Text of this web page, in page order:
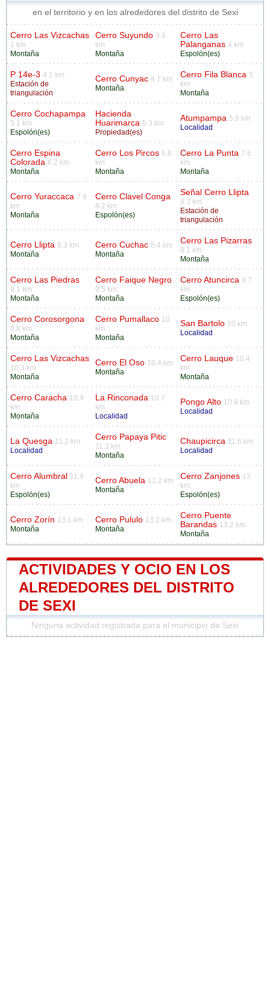
en el territorio y en los alrededores del distrito de Sexi
Cerro Las Vizcachas
2 km
Montaña
Cerro Suyundo 3.8
km
Montaña
Cerro Las
Palanganas 4 km
Espolón(es)
P 14e-3 4.1 km
Estación de
triangulación
Cerro Cunyac 4.7 km
Montaña
Cerro Fila Blanca 5
km
Montaña
Cerro Cochapampa
5.1 km
Espolón(es)
Hacienda
Huarimarca 5.3 km
Propiedad(es)
Atumpampa 5.8 km
Localidad
Cerro Espina
Colorada 6.2 km
Montaña
Cerro Los Pircos 6.8
km
Montaña
Cerro La Punta 7.6
km
Montaña
Cerro Yuraccaca 7.9
km
Montaña
Cerro Clavel Conga
8.2 km
Espolón(es)
Señal Cerro Llipta
8.3 km
Estación de
triangulación
Cerro Llipta 8.3 km
Montaña
Cerro Cuchac 8.4 km
Montaña
Cerro Las Pizarras
9.1 km
Montaña
Cerro Las Piedras
9.1 km
Montaña
Cerro Faique Negro
9.5 km
Montaña
Cerro Atuncirca 9.7
km
Espolón(es)
Cerro Corosorgona
9.8 km
Montaña
Cerro Pumallaco 10
km
Montaña
San Bartolo 10 km
Localidad
Cerro Las Vizcachas
10.3 km
Montaña
Cerro El Oso 10.4 km
Montaña
Cerro Lauque 10.4
km
Montaña
Cerro Caracha 10.4
km
Montaña
La Rinconada 10.7
km
Localidad
Pongo Alto 10.8 km
Localidad
La Quesga 11.2 km
Localidad
Cerro Papaya Pitic
11.3 km
Montaña
Chaupicirca 11.6 km
Localidad
Cerro Alumbral 11.9
km
Espolón(es)
Cerro Abuela 12.2 km
Montaña
Cerro Zanjones 13
km
Espolón(es)
Cerro Zorín 13.1 km
Montaña
Cerro Pululo 13.2 km
Montaña
Cerro Puente
Barandas 13.2 km
Montaña
ACTIVIDADES Y OCIO EN LOS
ALREDEDORES DEL DISTRITO
DE SEXI
Ninguna actividad registrada para el municipio de Sexi